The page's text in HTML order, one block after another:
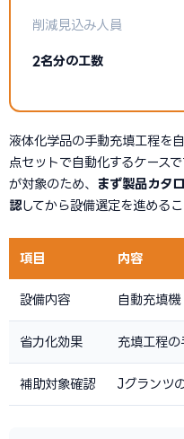
削減見込み人員
2名分の工数
液体化学品の手動充填工程を
点セットで自動化するケース
が対象のため、 まず製品カタ
認してから設備選定を進めるこ
項目 内容
設備内容 自動充填
省力化効果 充填工程
補助対象確認 Jグランツ